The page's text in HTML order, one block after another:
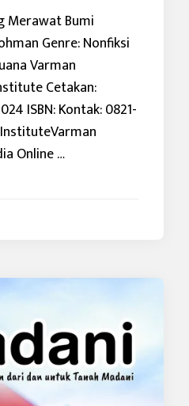
Merawat Bumi
Genre: Nonfiksi
Varman
Cetakan:
ISBN: Kontak: 0821-
Online …